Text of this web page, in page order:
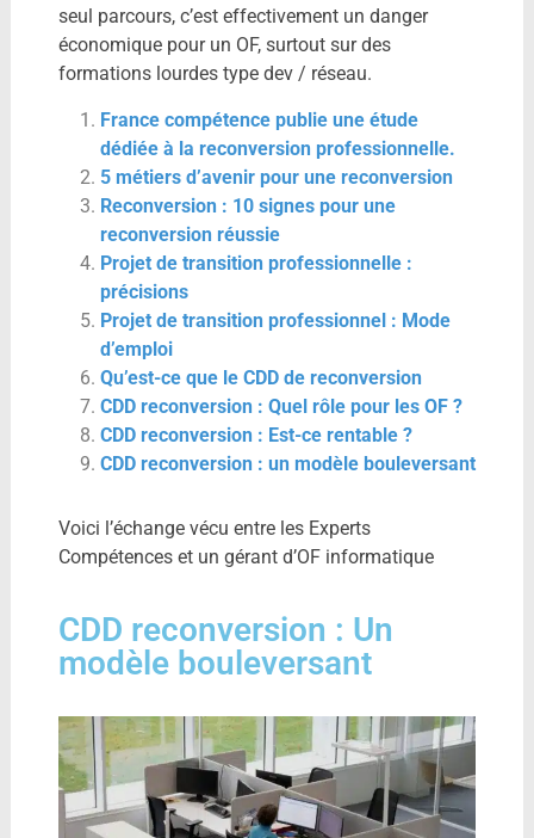
seul parcours, c’est effectivement un danger
économique pour un OF, surtout sur des
formations lourdes type dev / réseau.
France compétence publie une étude
dédiée à la reconversion professionnelle.
5 métiers d’avenir pour une reconversion
Reconversion : 10 signes pour une
reconversion réussie
Projet de transition professionnelle :
précisions
Projet de transition professionnel : Mode
d’emploi
Qu’est-ce que le CDD de reconversion
CDD reconversion : Quel rôle pour les OF ?
CDD reconversion : Est-ce rentable ?
CDD reconversion : un modèle bouleversant
Voici l’échange vécu entre les Experts
Compétences et un gérant d’OF informatique
CDD reconversion : Un
modèle bouleversant